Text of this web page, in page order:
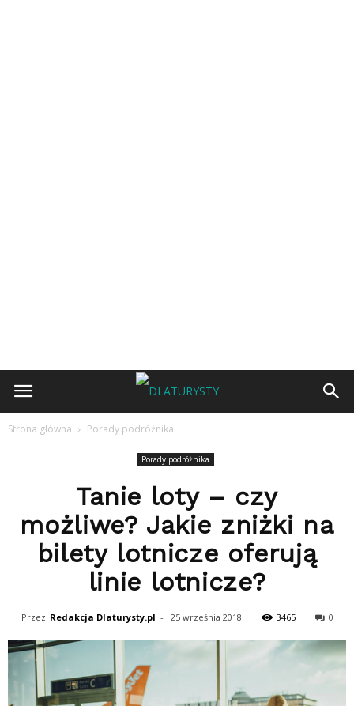
Strona główna Porady podróżnika
Porady podróżnika
Tanie loty – czy
możliwe? Jakie zniżki na
bilety lotnicze oferują
linie lotnicze?
Przez Redakcja Dlaturysty.pl - 25 września 2018 3465 0